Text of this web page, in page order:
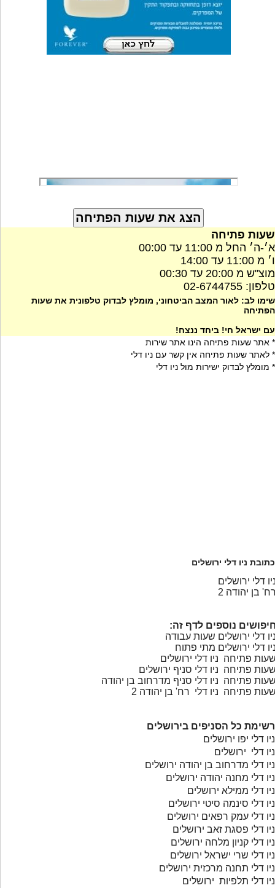
שעות פתיחה
א׳-ה׳ החל מ 11:00 עד 00:00
ו׳ מ 11:00 עד 14:00
מוצ"ש מ 20:00 עד 00:30
טלפון: 02-6744755
שימו לב: לאור המצב הביטחוני, מומלץ לבדוק טלפונית את שעות
הפתיחה
עם ישראל חי! ביחד ננצח!
* אתר שעות פתיחה הינו אתר שירות
* לאתר שעות פתיחה אין קשר עם ניו דלי
* מומלץ לבדוק ישירות מול ניו דלי
כתובת ניו דלי ירושלים
דלי ירושלים
בן יהודה 2
נוספים לדף זה:
דלי ירושלים שעות עבודה
דלי ירושלים מתי פתוח
פתיחה ניו דלי ירושלים
פתיחה ניו דלי סניף ירושלים
פתיחה ניו דלי סניף מדרחוב בן יהודה
פתיחה ניו דלי רח' בן יהודה 2
רשימת כל הסניפים בירושלים
ניו דלי יפו ירושלים
ניו דלי ירושלים
ניו דלי מדרחוב בן יהודה ירושלים
ניו דלי מחנה יהודה ירושלים
ניו דלי ממילא ירושלים
ניו דלי סינמה סיטי ירושלים
ניו דלי עמק רפאים ירושלים
ניו דלי פסגת זאב ירושלים
ניו דלי קניון מלחה ירושלים
ניו דלי שרי ישראל ירושלים
ניו דלי תחנה מרכזית ירושלים
ניו דלי תלפיות ירושלים